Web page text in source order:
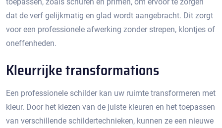
dat de verf gelijkmatig en glad wordt aangebracht.​ Dit zorgt
voor een professionele afwerking zonder strepen, klontjes of
oneffenheden.​
Kleurrijke transformations
Een professionele schilder kan uw ruimte transformeren met
kleur.​ Door het kiezen van de juiste kleuren en het toepassen
van verschillende schildertechnieken, kunnen ze een nieuwe